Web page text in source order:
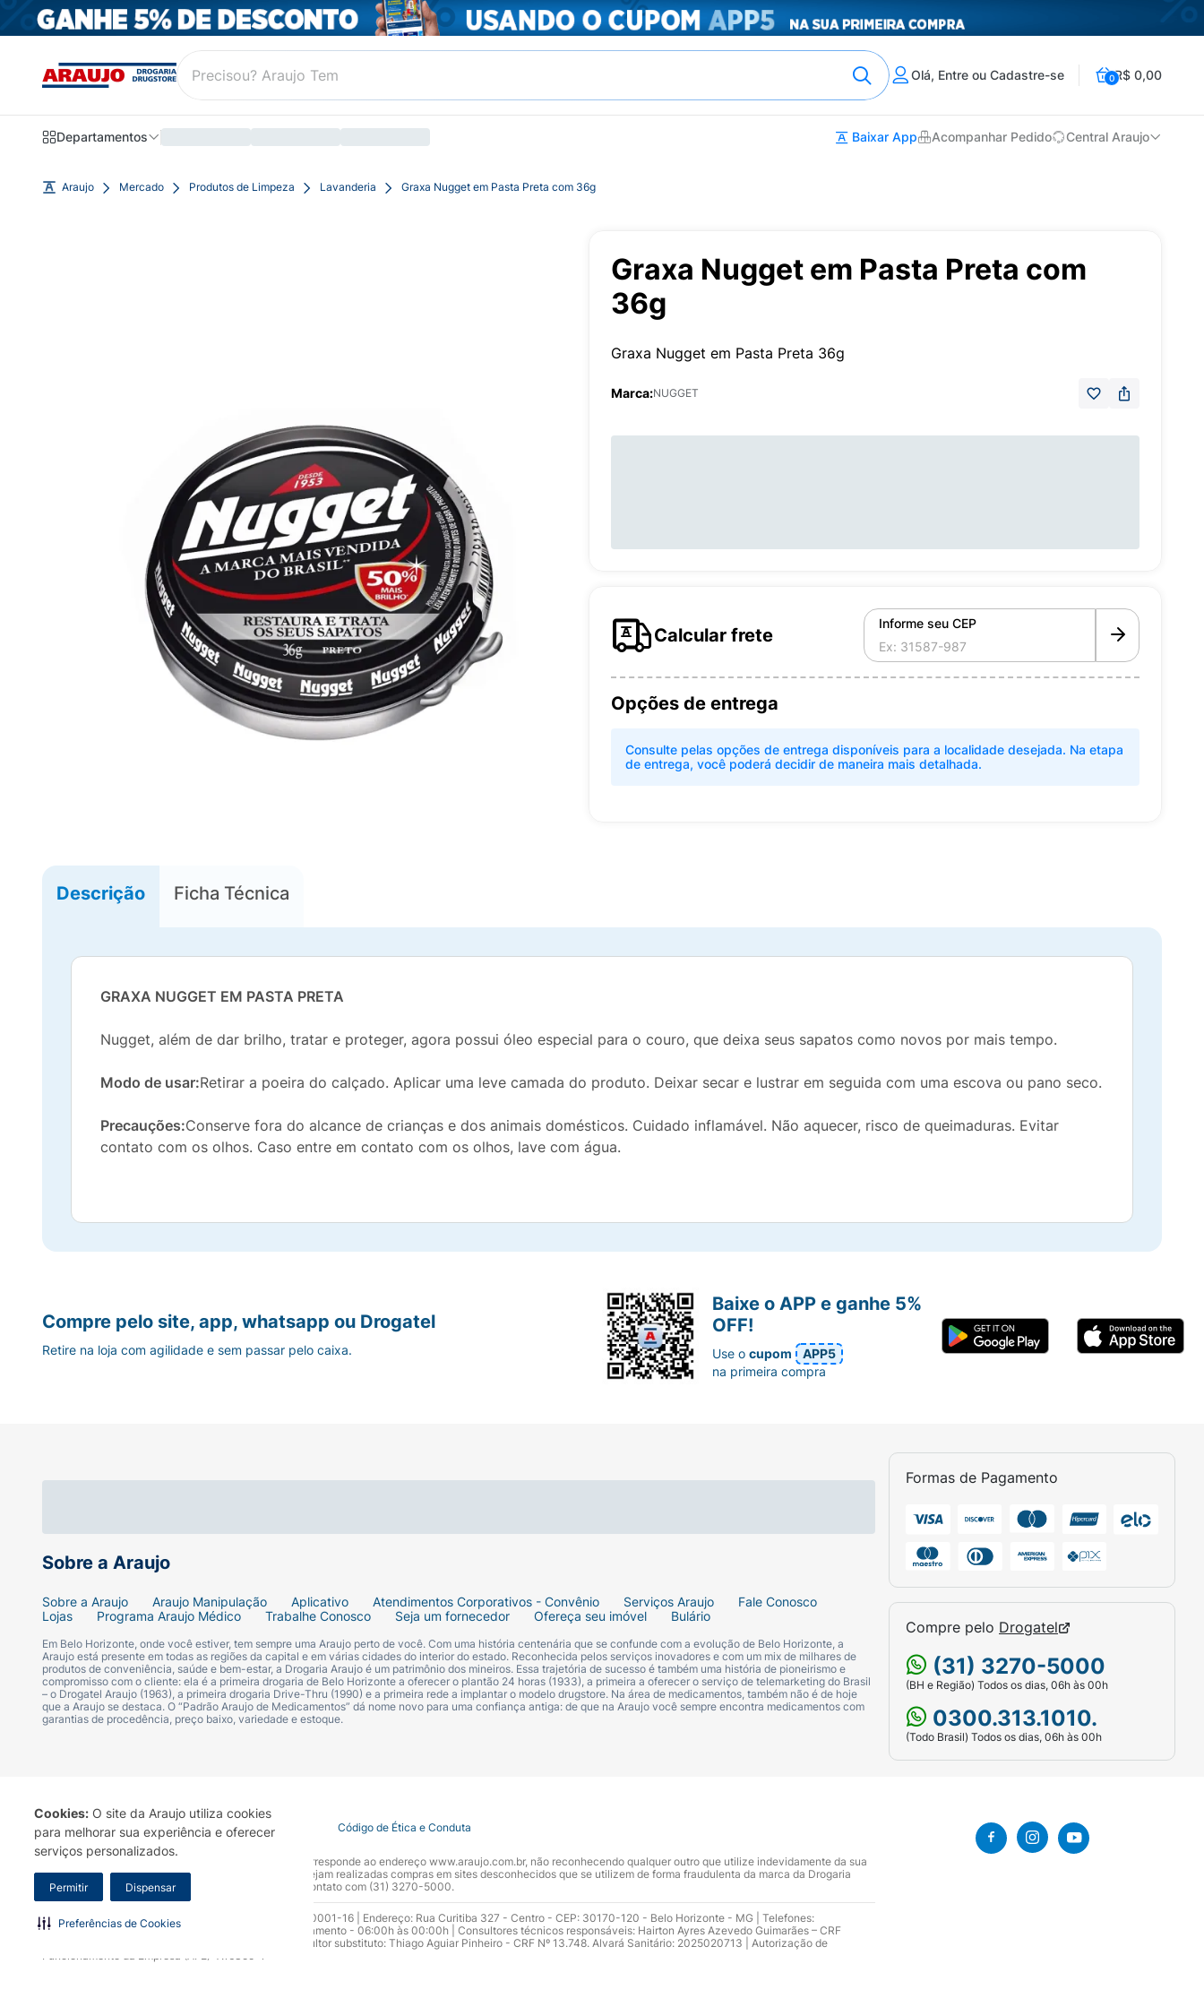
Cookies: O site da Araujo utiliza cookies
para melhorar sua experiência e oferecer
serviços personalizados.
Permitir Dispensar
Preferências de Cookies
Olá, Entre ou Cadastre-se 0R$ 0,00
Departamentos Baixar App Acompanhar Pedido Central Araujo
Araujo Mercado Produtos de Limpeza Lavanderia Graxa Nugget em Pasta Preta com 36g
Graxa Nugget em Pasta Preta com
36g
Graxa Nugget em Pasta Preta 36g
Marca:NUGGET
Calcular frete
Informe seu CEP
Opções de entrega
Consulte pelas opções de entrega disponíveis para a localidade desejada. Na etapa
de entrega, você poderá decidir de maneira mais detalhada.
Descrição Ficha Técnica
GRAXA NUGGET EM PASTA PRETA
Nugget, além de dar brilho, tratar e proteger, agora possui óleo especial para o couro, que deixa seus sapatos como novos por mais tempo.
Modo de usar:Retirar a poeira do calçado. Aplicar uma leve camada do produto. Deixar secar e lustrar em seguida com uma escova ou pano seco.
Precauções:Conserve fora do alcance de crianças e dos animais domésticos. Cuidado inflamável. Não aquecer, risco de queimaduras. Evitar
contato com os olhos. Caso entre em contato com os olhos, lave com água.
Sobre a Araujo
Sobre a Araujo Araujo Manipulação Aplicativo Atendimentos Corporativos - Convênio Serviços Araujo
Fale Conosco
Lojas
Programa Araujo Médico Trabalhe Conosco Seja um fornecedor Ofereça seu imóvel Bulário
Em Belo Horizonte, onde você estiver, tem sempre uma Araujo perto de você. Com uma história centenária que se confunde com a evolução de Belo Horizonte, a
Araujo está presente em todas as regiões da capital e em várias cidades do interior do estado. Reconhecida pelos serviços inovadores e com um mix de milhares de
produtos de conveniência, saúde e bem-estar, a Drogaria Araujo é um patrimônio dos mineiros. Essa trajetória de sucesso é também uma história de pioneirismo e
compromisso com o cliente: ela é a primeira drogaria de Belo Horizonte a oferecer o plantão 24 horas (1933), a primeira a oferecer o serviço de telemarketing do Brasil
– o Drogatel Araujo (1963), a primeira drogaria Drive-Thru (1990) e a primeira rede a implantar o modelo drugstore. Na área de medicamentos, também não é de hoje
que a Araujo se destaca. O “Padrão Araujo de Medicamentos” dá nome novo para uma confiança antiga: de que na Araujo você sempre encontra medicamentos com
garantias de procedência, preço baixo, variedade e estoque.
Formas de Pagamento
Compre pelo Drogatel
(31) 3270-5000
(BH e Região) Todos os dias, 06h às 00h
0300.313.1010.
(Todo Brasil) Todos os dias, 06h às 00h
Compre pelo site, app, whatsapp ou Drogatel
Retire na loja com agilidade e sem passar pelo caixa.
Baixe o APP e ganhe 5%
OFF!
Use ocupom
APP5
na primeira compra
Termo de Uso Portal da Privacidade Covid-19 Código de Ética e Conduta
A Drogaria Araujo S/A informa que o seu site oficial corresponde ao endereço www.araujo.com.br, não reconhecendo qualquer outro que utilize indevidamente da sua
marca. Para sua segurança recomendamos que não sejam realizadas compras em sites desconhecidos que se utilizem de forma fraudulenta da marca da Drogaria
Araujo S.A. Em caso de dúvidas, gentileza entrar em contato com (31) 3270-5000.
Razão Social: Drogaria Araujo S.A | CNPJ: 17.256.512.0001-16 | Endereço: Rua Curitiba 327 - Centro - CEP: 30170-120 - Belo Horizonte - MG | Telefones:
0300.313.1010 e (31) 3270-5000 Horário de funcionamento - 06:00h às 00:00h | Consultores técnicos responsáveis: Hairton Ayres Azevedo Guimarães – CRF
10.965 | Yasmin Silva Alvarenga – CRF 52.584 - Consultor substituto: Thiago Aguiar Pinheiro - CRF Nº 13.748. Alvará Sanitário: 2025020713 | Autorização de
Funcionamento da Empresa (AFE): 7.16355-1